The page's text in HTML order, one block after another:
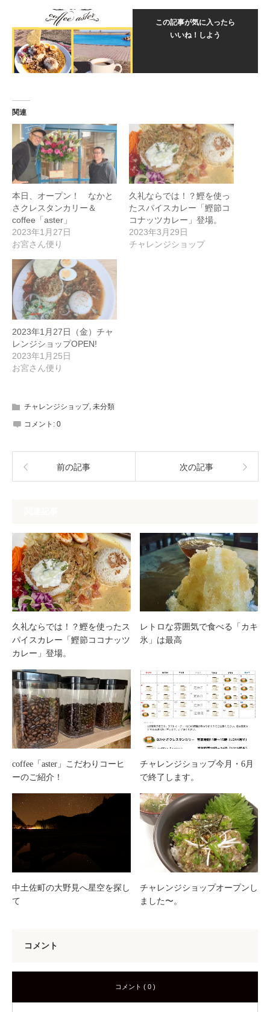
この記事が気に入ったら
いいね！しよう
関連
本日、オープン！ なかと
さクレスタンカリー＆
coffee「aster」
2023年1月27日
お宮さん便り
久礼ならでは！？鰹を使っ
たスパイスカレー「鰹節コ
コナッツカレー」登場。
2023年3月29日
チャレンジショップ
2023年1月27日（金）チャ
レンジショップOPEN!
2023年1月25日
お宮さん便り
チャレンジショップ, 未分類
コメント: 0
前の記事 次の記事
久礼ならでは！？鰹を使ったス
パイスカレー「鰹節ココナッツ
カレー」登場。
レトロな雰囲気で食べる「カキ
氷」は最高
coffee「aster」こだわりコーヒ
ーのご紹介！
チャレンジショップ今月・6月
で終了します。
中土佐町の大野見へ星空を探し
て
チャレンジショップオープンし
ました〜。
コメント
コメント ( 0 )